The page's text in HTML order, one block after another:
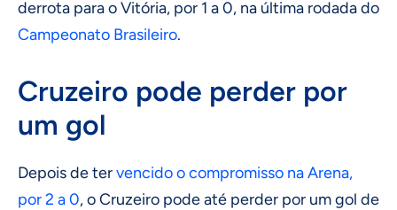
derrota para o Vitória, por 1 a 0, na última rodada do
Campeonato Brasileiro.
Cruzeiro pode perder por
um gol
Depois de tervencido o compromisso na Arena,
por 2 a 0, o Cruzeiro pode até perder por um gol de